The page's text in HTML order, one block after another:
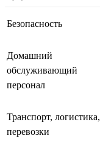
Безопасность
Домашний
обслуживающий
персонал
Транспорт, логистика,
перевозки